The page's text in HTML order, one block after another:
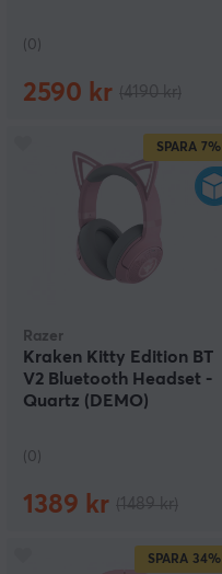
(0)
2590 kr
SPARA 7%
Razer
Kraken Kitty Edition BT
V2 Bluetooth Headset -
Quartz (DEMO)
(0)
1389 kr
SPARA 34%